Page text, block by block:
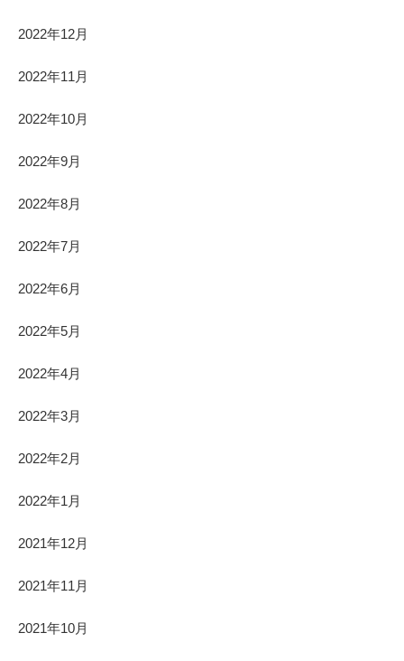
2022年12月
2022年11月
2022年10月
2022年9月
2022年8月
2022年7月
2022年6月
2022年5月
2022年4月
2022年3月
2022年2月
2022年1月
2021年12月
2021年11月
2021年10月